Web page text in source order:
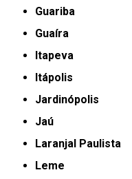
Guariba
Guaíra
Itapeva
Itápolis
Jardinópolis
Jaú
Laranjal Paulista
Leme